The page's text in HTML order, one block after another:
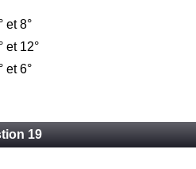
et 8°
et 12°
et 6°
19